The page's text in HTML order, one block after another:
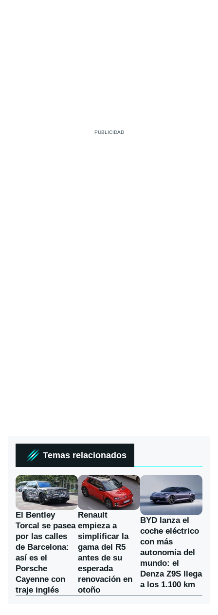
Temas relacionados
El Bentley
Torcal se pasea
por las calles
de Barcelona:
así es el
Porsche
Cayenne con
traje inglés
Renault
empieza a
simplificar la
gama del R5
antes de su
esperada
renovación en
otoño
BYD lanza el
coche eléctrico
con más
autonomía del
mundo: el
Denza Z9S llega
a los 1.100 km